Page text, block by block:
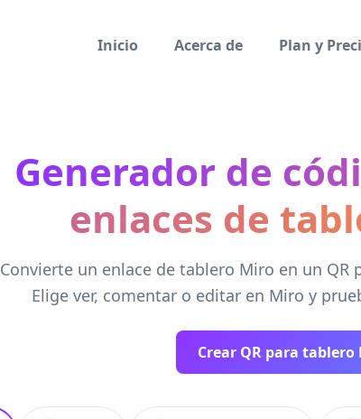
Inicio
Acerca de Plan y
Generador de
enlaces de
Convierte un enlace de tablero Miro en un QR
Elige ver, comentar o editar en Miro y
Crear QR para tablero